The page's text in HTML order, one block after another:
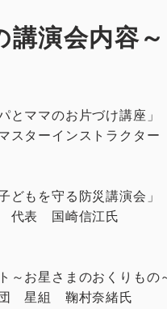
講演会内容～
ママのお片づけ講座」
ターインストラクタ
もを守る防災講演会」
表 国崎信江氏
お星さまのおくりもの
星組 鞠村奈緒氏